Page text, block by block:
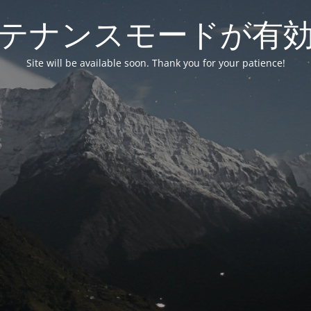
ナンスモードが有
Site will be available soon. Thank you for your patience!